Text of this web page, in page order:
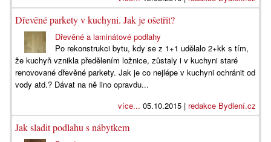
Dřevěné parkety v kuchyni. Jak je ošetřit?
Dřevěné a laminátové podlahy
Po rekonstrukci bytu, kdy se z 1+1 udělalo 2+kk s tím,
že kuchyň vznikla předělením ložnice, zůstaly i v kuchyni staré
renovované dřevěné parkety. Jak je co nejlépe v kuchyni ochránit od
vody atd.? Dávat na ně lino opravdu...
více... 05.10.2015 | redakce Bydlení.cz
Jak sladit podlahu s nábytkem